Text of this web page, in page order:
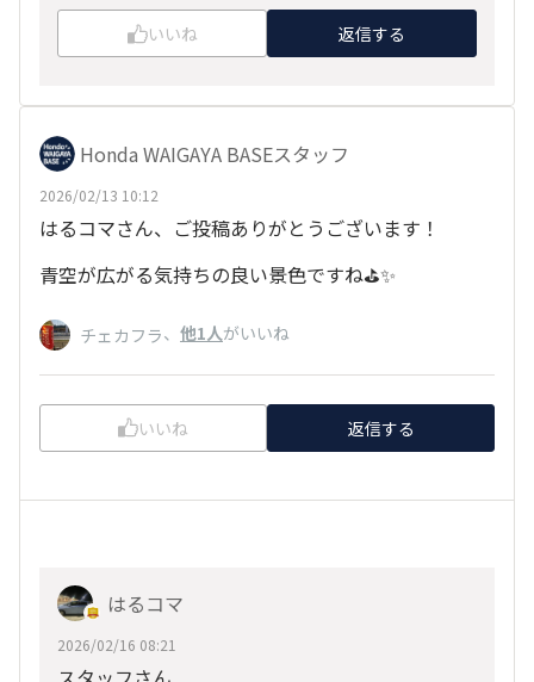
いいね 返信する
Honda WAIGAYA BASEスタッフ
2026/02/13 10:12
はるコマさん、ご投稿ありがとうございます！
青空が広がる気持ちの良い景色ですね⛳️✨
チェカフラ、 他1人がいいね
いいね 返信する
はるコマ
2026/02/16 08:21